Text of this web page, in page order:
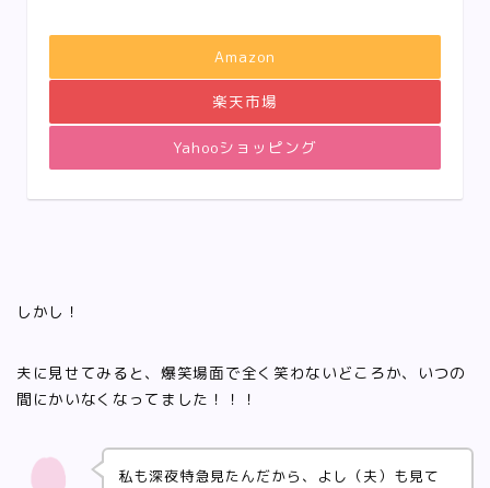
Amazon
楽天市場
Yahooショッピング
しかし！
夫に見せてみると、爆笑場面で全く笑わないどころか、いつの
間にかいなくなってました！！！
私も深夜特急見たんだから、よし（夫）も見て